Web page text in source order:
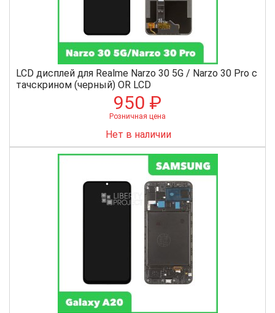
LCD дисплей для Realme Narzo 30 5G / Narzo 30 Pro с
тачскрином (черный) OR LCD
950 ₽
Розничная цена
Нет в наличии